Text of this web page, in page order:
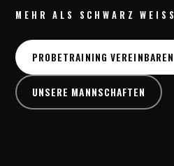
MEHR ALS SCHWARZ WEISS
PROBETRAINING VEREINBAREN
UNSERE MANNSCHAFTEN